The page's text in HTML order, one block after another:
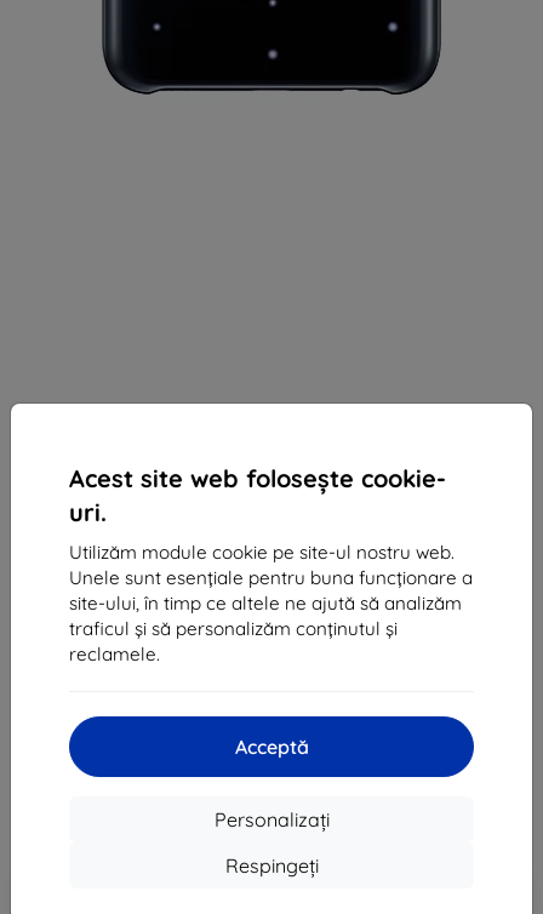
Acest site web folosește cookie-
uri.
Utilizăm module cookie pe site-ul nostru web.
Unele sunt esențiale pentru buna funcționare a
site-ului, în timp ce altele ne ajută să analizăm
traficul și să personalizăm conținutul și
reclamele.
Acceptă
Personalizați
Respingeți
Huse Case Samsung EF-KG970CB S10e G970 black
LED Cover (EF-KG970CBEGWW)
Potrivit pentru:
91 lei
82 lei